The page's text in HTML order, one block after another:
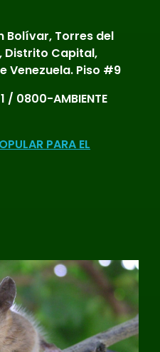
Bolívar, Torres del
Distrito Capital,
Venezuela. Piso #9
/ 0800-AMBIENTE
PARA EL